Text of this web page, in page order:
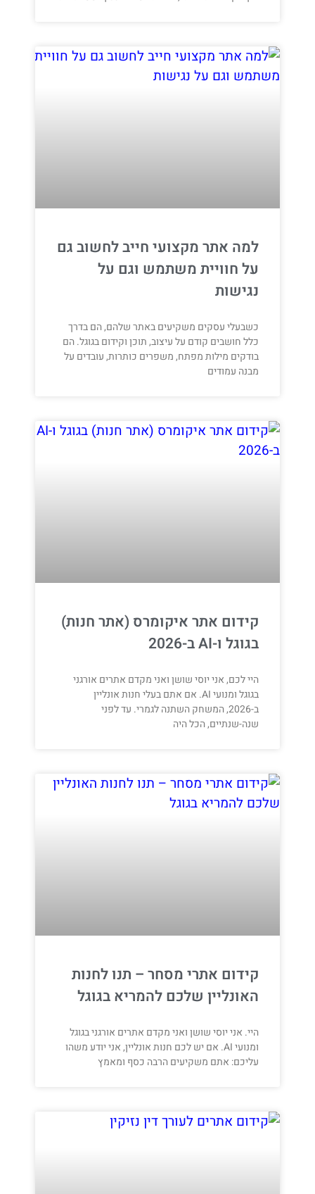
למה אתר מקצועי חייב לחשוב גם
על חוויית משתמש וגם על
נגישות
כשבעלי עסקים משקיעים באתר שלהם, הם בדרך
כלל חושבים קודם על עיצוב, תוכן וקידום בגוגל. הם
בודקים מילות מפתח, משפרים כותרות, עובדים על
מבנה עמודים
קידום אתר איקומרס (אתר חנות)
בגוגל ו-AI ב-2026
היי לכם, אני יוסי שושן ואני מקדם אתרים אורגני
בגוגל ומנועי AI. אם אתם בעלי חנות אונליין
ב-2026, המשחק השתנה לגמרי. עד לפני
שנה-שנתיים, הכל היה
קידום אתרי מסחר – תנו לחנות
האונליין שלכם להמריא בגוגל
היי. אני יוסי שושן ואני מקדם אתרים אורגני בגוגל
ומנועי AI. אם יש לכם חנות אונליין, אני יודע משהו
עליכם: אתם משקיעים הרבה כסף ומאמץ